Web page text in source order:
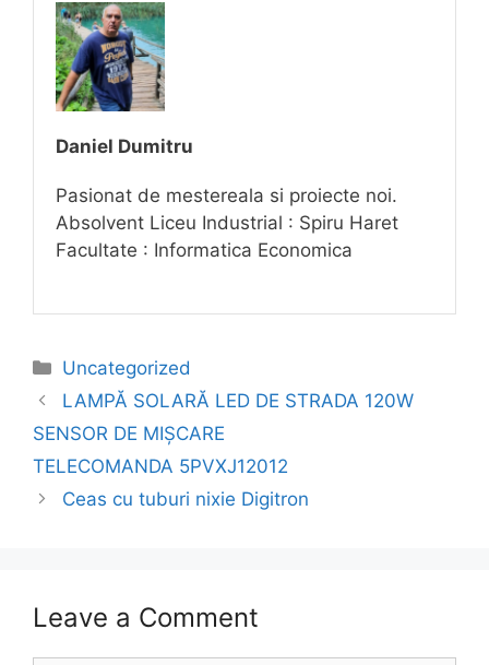
Daniel Dumitru
Pasionat de mestereala si proiecte noi.
Absolvent Liceu Industrial : Spiru Haret
Facultate : Informatica Economica
Categories
Uncategorized
LAMPĂ SOLARĂ LED DE STRADA 120W
SENSOR DE MIȘCARE
TELECOMANDA 5PVXJ12012
Ceas cu tuburi nixie Digitron
Leave a Comment